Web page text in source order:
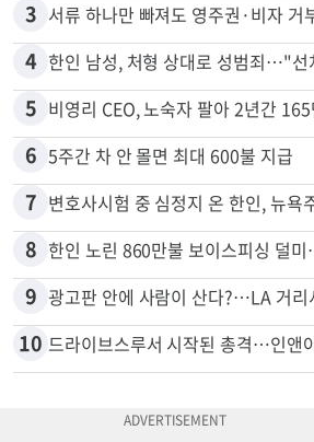
2
3
4
5 비영리 CEO, 노숙자 팔아 2년간 165
6 5주간 차 안 몰면 최대 600불 지급
7 변호사시험 중 심정지 온 한인, 뉴욕
8
9 광고판 안에 사람이 산다?…LA 거리
드라이브스루서 시작된 총격…인앤